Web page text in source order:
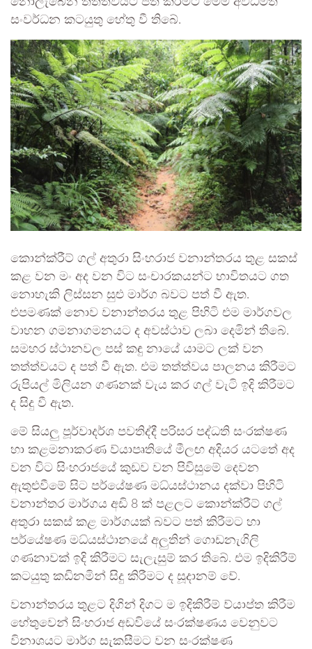
සංවර්ධන කටයුතු හේතු වී තිබේ.
කොන්ක්රීට් ගල් අතුරා සිංහරාජ වනාන්තරය තුළ සකස්
කළ වන මං අද වන විට සංචාරකයන්ට භාවිතයට ගත
නොහැකි ලිස්සන සුළු මාර්ග බවට පත් වී ඇත.
එපමණක් නොව වනාන්තරය තුළ පිහිටි එම මාර්ගවල
වාහන ගමනාගමනයට ද අවස්ථාව ලබා දෙමින් තිබේ.
සමහර ස්ථානවල පස් කඳු නායේ යාමට ලක් වන
තත්ත්වයට ද පත් වී ඇත. එම තත්ත්වය පාලනය කිරීමට
රුපියල් මිලියන ගණනක් වැය කර ගල් වැටි ඉදි කිරීමට
ද සිදු වී ඇත.
මේ සියලු පූර්වාදර්ශ පවතිද්දී පරිසර පද්ධති සංරක්ෂණ
හා කළමනාකරණ ව්යාපෘතියේ මීලඟ අදියර යටතේ අද
වන විට සිංහරාජයේ කුඩව වන පිවිසුමේ දෙවන
ඇතුළුවීමේ සිට පර්යේෂණ මධ්යස්ථානය දක්වා පිහිටි
වනාන්තර මාර්ගය අඩි 8 ක් පළලට කොන්ක්රීට් ගල්
අතුරා සකස් කළ මාර්ගයක් බවට පත් කිරීමට හා
පර්යේෂණ මධ්යස්ථානයේ අලුතින් ගොඩනැගිලි
ගණනාවක් ඉදි කිරීමට සැලැසුම් කර තිබේ. එම ඉදිකිරීම්
කටයුතු කඩිනමින් සිදු කිරීමට ද සූදානම් වේ.
වනාන්තරය තුළට දිගින් දිගට ම ඉදිකිරීම් ව්යාප්ත කිරීම
හේතුවෙන් සිංහරාජ අඩවියේ සංරක්ෂණය වෙනුවට
විනාශයට මාර්ග සැකසීමට වන සංරක්ෂණ